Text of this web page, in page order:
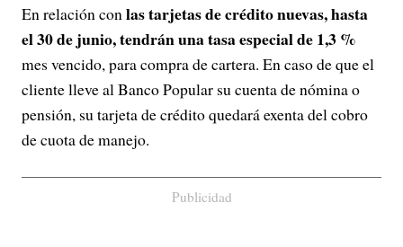
En relación conlas tarjetas de crédito nuevas, hasta
el 30 de junio, tendrán una tasa especial de 1,3 %
mes vencido, para compra de cartera. En caso de que el
cliente lleve al Banco Popular su cuenta de nómina o
pensión, su tarjeta de crédito quedará exenta del cobro
de cuota de manejo.
Publicidad